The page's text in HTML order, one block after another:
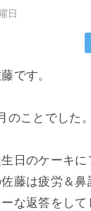
日
です。
のことでした。
日のケーキ
藤は疲労＆
な返答をして